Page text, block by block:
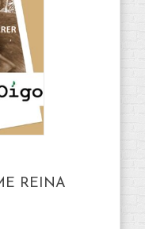
REINA